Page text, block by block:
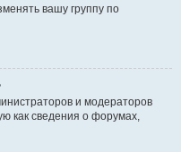
вашу группу по
и модераторов
как сведения о форумах,